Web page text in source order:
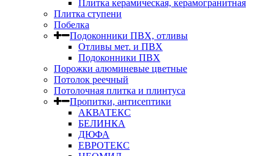
Плитка керамическая, керамогранитная
Плитка ступени
Побелка
Подоконники ПВХ, отливы
Отливы мет. и ПВХ
Подоконники ПВХ
Порожки алюминевые цветные
Потолок реечный
Потолочная плитка и плинтуса
Пропитки, антисептики
АКВАТЕКС
БЕЛИНКА
ДЮФА
ЕВРОТЕКС